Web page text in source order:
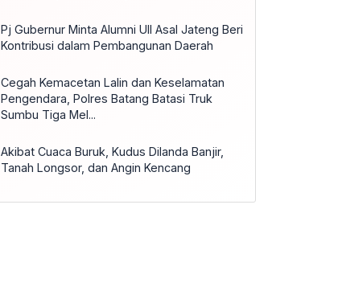
Pj Gubernur Minta Alumni UII Asal Jateng Beri
Kontribusi dalam Pembangunan Daerah
Cegah Kemacetan Lalin dan Keselamatan
Pengendara, Polres Batang Batasi Truk
Sumbu Tiga Mel...
Akibat Cuaca Buruk, Kudus Dilanda Banjir,
Tanah Longsor, dan Angin Kencang